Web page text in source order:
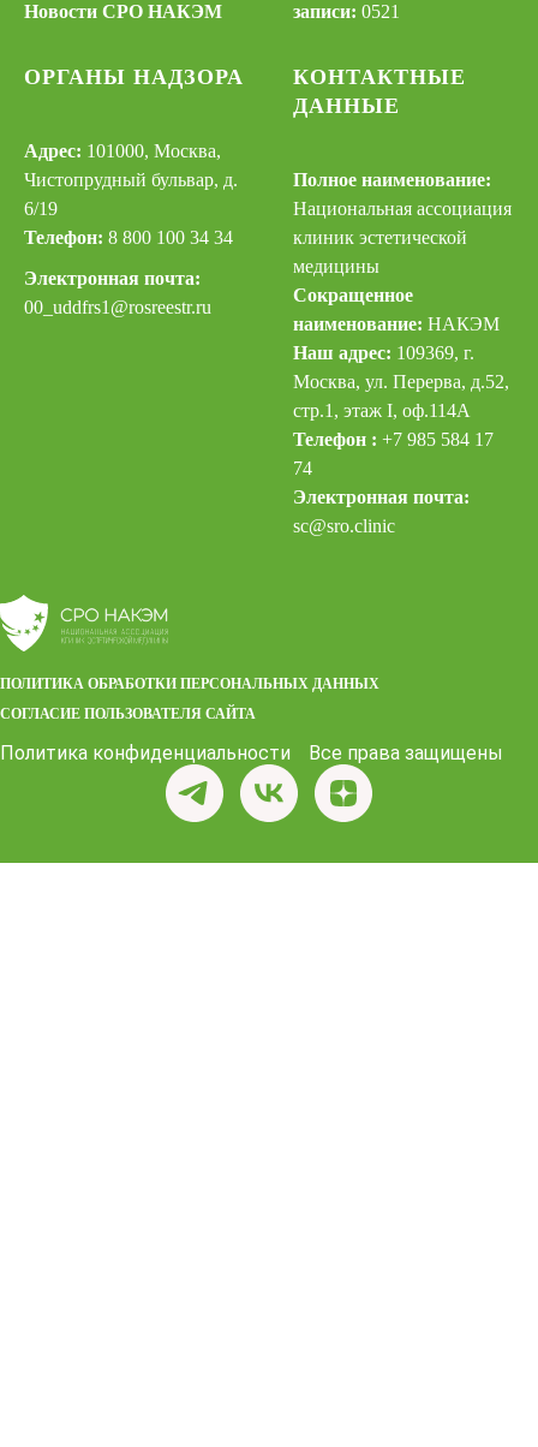
Новости СРО НАКЭМ
записи: 0521
ОРГАНЫ НАДЗОРА
Адрес: 101000, Москва,
Чистопрудный бульвар, д.
6/19
Телефон: 8 800 100 34 34
Электронная почта:
00_uddfrs1@rosreestr.ru
КОНТАКТНЫЕ
ДАННЫЕ
Полное наименование:
Национальная ассоциация
клиник эстетической
медицины
Сокращенное
наименование: НАКЭМ
Наш адрес: 109369, г.
Москва, ул. Перерва, д.52,
стр.1, этаж I, оф.114А
Телефон : +7 985 584 17
74
Электронная почта:
sc@sro.clinic
ПОЛИТИКА ОБРАБОТКИ ПЕРСОНАЛЬНЫХ ДАННЫХ
СОГЛАСИЕ ПОЛЬЗОВАТЕЛЯ САЙТА
Политика конфиденциальности Все права защищены